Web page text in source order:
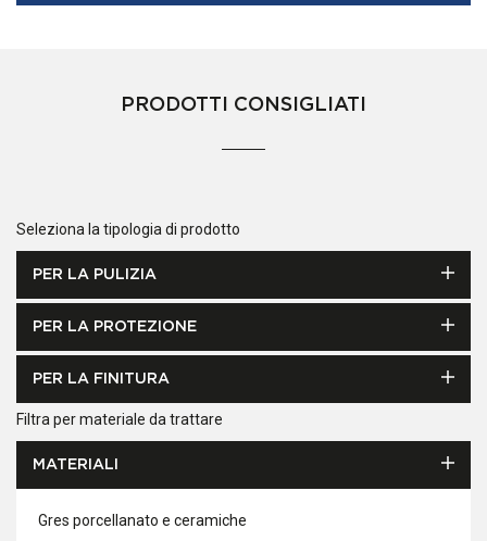
PRODOTTI CONSIGLIATI
Seleziona la tipologia di prodotto
PER LA PULIZIA
PER LA PROTEZIONE
PER LA FINITURA
Filtra per materiale da trattare
MATERIALI
Gres porcellanato e ceramiche